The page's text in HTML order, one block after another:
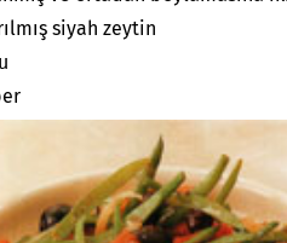
siyah zeytin